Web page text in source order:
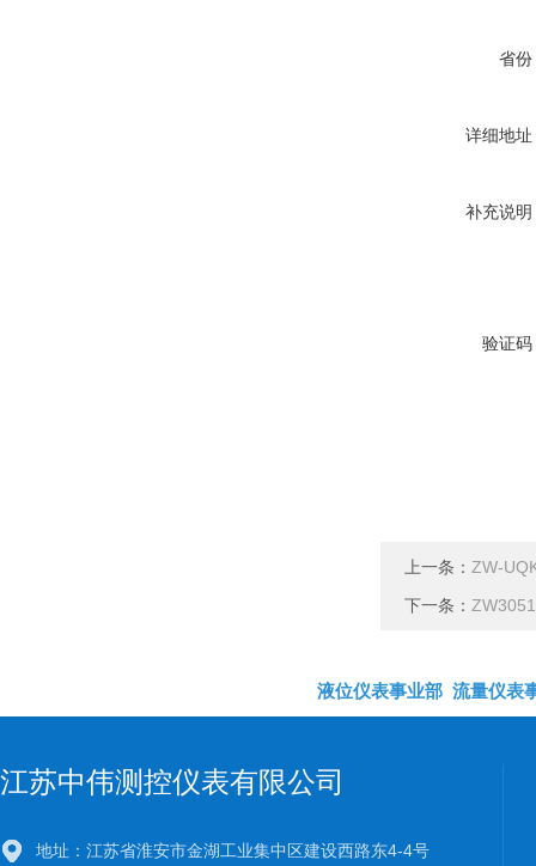
省份
详细地址
补充说明
验证码
上一条： ZW-
下一条：
液位仪表事业部 流量仪表
江苏中伟测控仪表有限公司
地址：江苏省淮安市金湖工业集中区建设西路东4-4号